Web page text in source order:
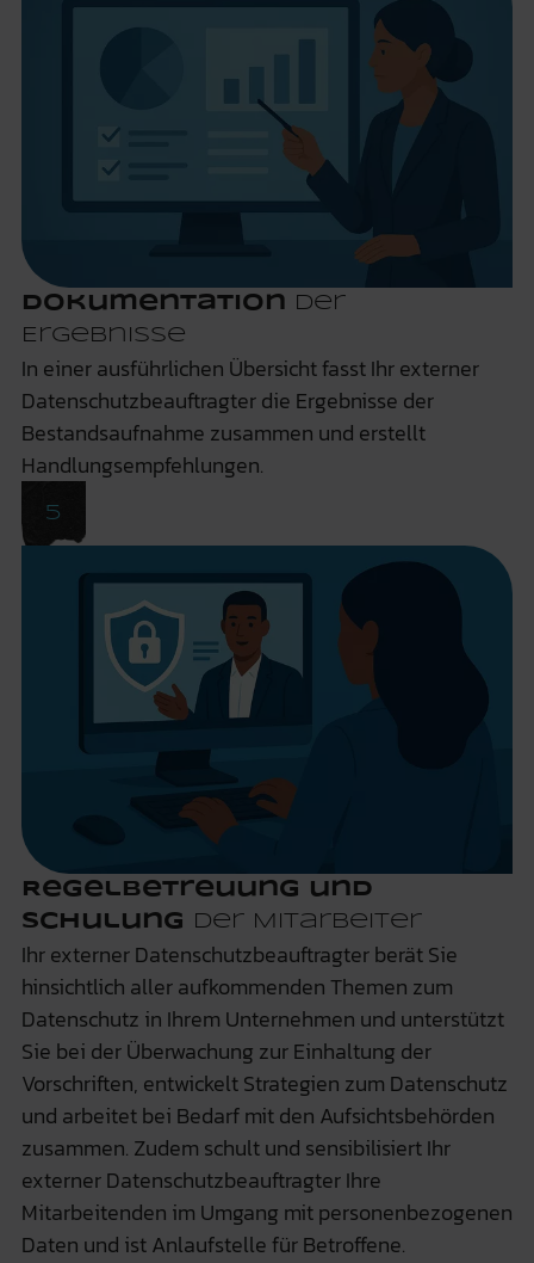
Dokumentation
der
Ergebnisse
In einer ausführlichen Übersicht fasst Ihr externer
Datenschutzbeauftragter die Ergebnisse der
Bestandsaufnahme zusammen und erstellt
Handlungsempfehlungen.
Regelbetreuung und
Schulung
der Mitarbeiter
Ihr externer Datenschutzbeauftragter berät Sie
hinsichtlich aller aufkommenden Themen zum
Datenschutz in Ihrem Unternehmen und unterstützt
Sie bei der Überwachung zur Einhaltung der
Vorschriften, entwickelt Strategien zum Datenschutz
und arbeitet bei Bedarf mit den Aufsichtsbehörden
zusammen. Zudem schult und sensibilisiert Ihr
externer Datenschutzbeauftragter Ihre
Mitarbeitenden im Umgang mit personenbezogenen
Daten und ist Anlaufstelle für Betroffene.